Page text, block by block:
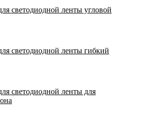
светодиодной ленты угловой
светодиодной ленты гибкий
светодиодной ленты для